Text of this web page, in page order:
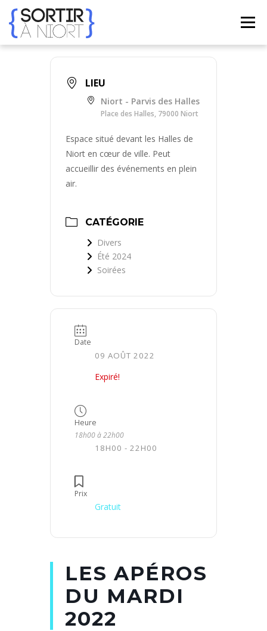
contenu
Menu
CONTACT
FRENCH ▼
LIEU
Niort - Parvis des Halles
Place des Halles, 79000 Niort
Espace situé devant les Halles de
Niort en cœur de ville. Peut
accueillir des événements en plein
air.
CATÉGORIE
Divers
Été 2024
Soirées
Date
09 AOÛT 2022
Expiré!
Heure
18h00 à 22h00
18H00 - 22H00
Prix
Gratuit
LES APÉROS
DU MARDI
2022